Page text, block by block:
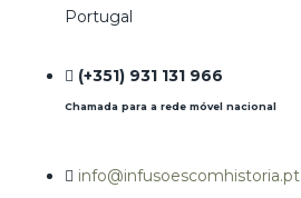
Portugal
(+351) 931 131 966
Chamada para a rede móvel nacional
info@infusoescomhistoria.pt